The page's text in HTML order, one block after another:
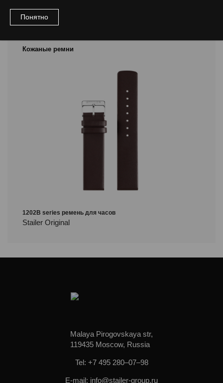
Рекомендуемые товары
Кожаные ремни
1202B series ремень для часов
Stailer Original
Понятно
Malaya Pirogovskaya str,
119435 Moscow, Russia
Tel: +7 495 280–07–98
E-mail: info@stailer-group.ru